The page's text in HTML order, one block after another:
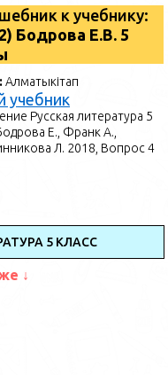
к учебнику:
Бодрова Е.В. 5
Алматыкітап
учебник
Русская литература 5
Е., Франк А.,
Л. 2018, Вопрос 4
5 КЛАСС
↓